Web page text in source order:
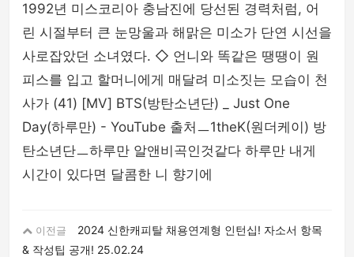
1992년 미스코리아 충남진에 당선된 경력처럼, 어
린 시절부터 큰 눈망울과 해맑은 미소가 단연 시선을
사로잡았던 소녀였다. ◇ 언니와 똑같은 땡땡이 원
피스를 입고 할머니에게 매달려 미소짓는 모습이 천
사가 (41) [MV] BTS(방탄소년단) _ Just One
Day(하루만) - YouTube 출처ㅡ1theK(원더케이) 방
탄소년단ㅡ하루만 알앤비곡인것같다 하루만 내게
시간이 있다면 달콤한 니 향기에
이전글
2024 신한캐피탈 채용연계형 인턴십! 자소서 항목
& 작성팁 공개! 25.02.24